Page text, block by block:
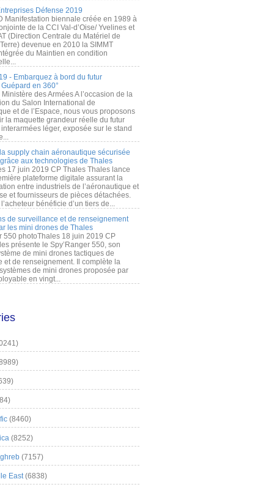
Défense 2019
Manifestation biennale créée en 1989 à
de la CCI Val-d’Oise/ Yvelines et
(Direction Centrale du Matériel de
Terre) devenue en 2010 la SIMMT
du Maintien en condition
- Embarquez à bord du futur
en 360°
des Armées A l’occasion de la
du Salon International de
et de l’Espace, nous vous proposons
la maquette grandeur réelle du futur
léger, exposée sur le stand
supply chain aéronautique sécurisée
aux technologies de Thales
17 juin 2019 CP Thales Thales lance
plateforme digitale assurant la
entre industriels de l’aéronautique et
et fournisseurs de pièces détachées.
bénéficie d’un tiers de...
de surveillance et de renseignement
les mini drones de Thales
550 photoThales 18 juin 2019 CP
présente le Spy’Ranger 550, son
de mini drones tactiques de
et de renseignement. Il complète la
de mini drones proposée par
en vingt...
(8460)
(8252)
(7157)
East(6838)